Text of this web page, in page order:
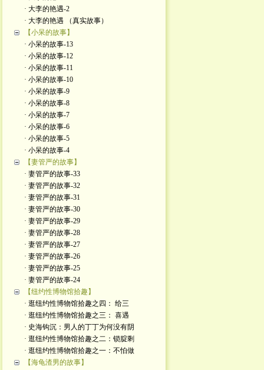
· 大李的艳遇-2
· 大李的艳遇 （真实故事）
【小呆的故事】
· 小呆的故事-13
· 小呆的故事-12
· 小呆的故事-11
· 小呆的故事-10
· 小呆的故事-9
· 小呆的故事-8
· 小呆的故事-7
· 小呆的故事-6
· 小呆的故事-5
· 小呆的故事-4
【妻管严的故事】
· 妻管严的故事-33
· 妻管严的故事-32
· 妻管严的故事-31
· 妻管严的故事-30
· 妻管严的故事-29
· 妻管严的故事-28
· 妻管严的故事-27
· 妻管严的故事-26
· 妻管严的故事-25
· 妻管严的故事-24
【纽约性博物馆拾趣】
· 逛纽约性博物馆拾趣之四： 给三
· 逛纽约性博物馆拾趣之三： 喜遇
· 史海钩沉：男人的丁丁为何没有阴
· 逛纽约性博物馆拾趣之二：锁腚剩
· 逛纽约性博物馆拾趣之一：不怕做
【海龟渣男的故事】